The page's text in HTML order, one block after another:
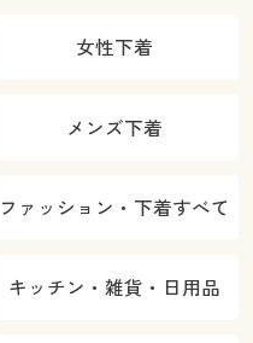
女性下着
メンズ下着
ファッション・下着すべて
キッチン・雑貨・日用品